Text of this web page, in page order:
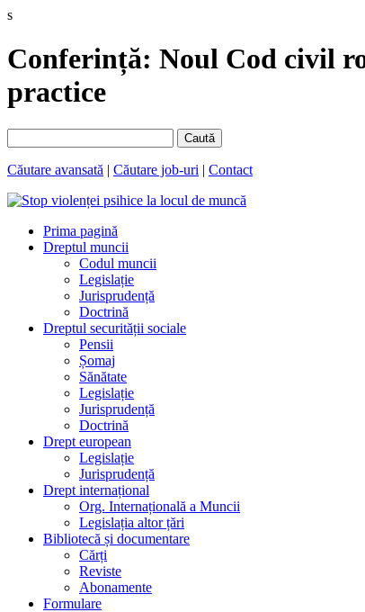
s
Conferință: Noul Cod civil
practice
Caută
Căutare avansată | Căutare job-uri | Contact
Prima pagină
Dreptul muncii
Codul muncii
Legislație
Jurisprudență
Doctrină
Dreptul securității sociale
Pensii
Șomaj
Sănătate
Legislație
Jurisprudență
Doctrină
Drept european
Legislație
Jurisprudență
Drept internațional
Org. Internațională a Muncii
Legislația altor țări
Bibliotecă și documentare
Cărți
Reviste
Abonamente
Formulare